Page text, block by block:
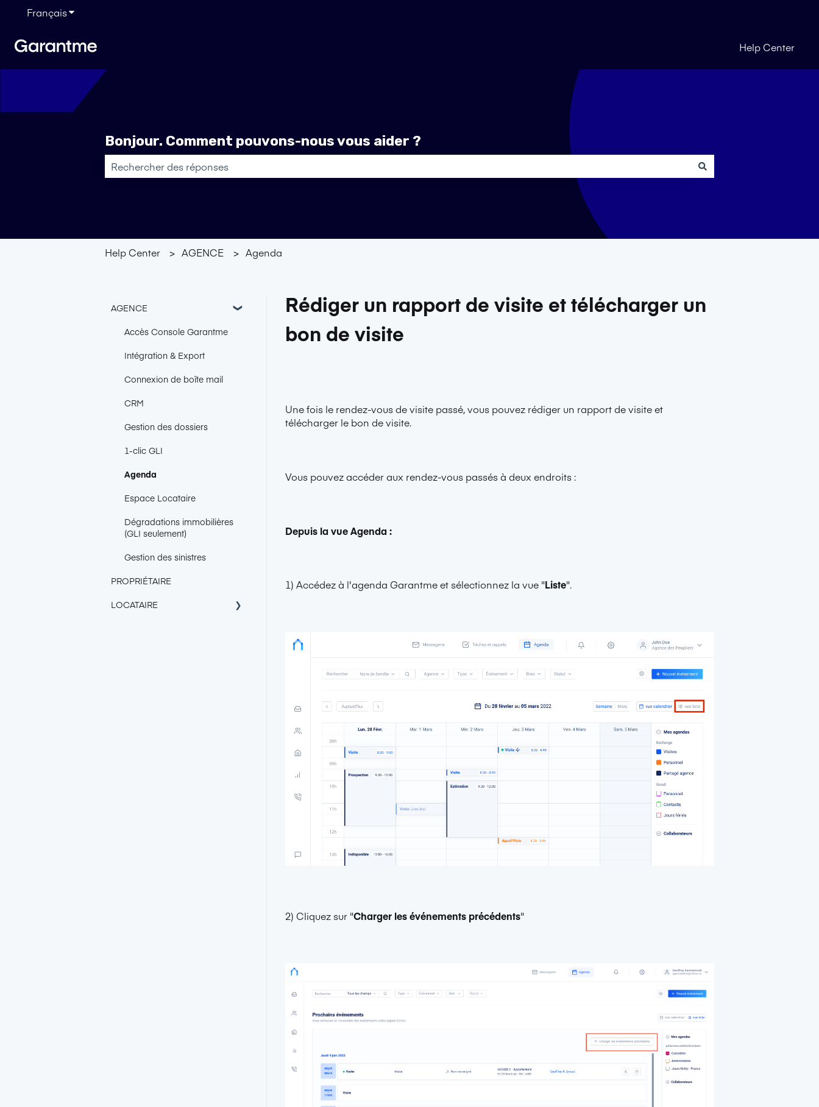
FrançaisAfficher le sous-menu pour les traductions
Help Center
Bonjour. Comment pouvons-nous vous aider ?
Help Center AGENCE Agenda
Rédiger un rapport de visite et télécharger un
bon de visite
Une fois le rendez-vous de visite passé, vous pouvez rédiger un rapport de visite et
télécharger le bon de visite.
Vous pouvez accéder aux rendez-vous passés à deux endroits :
Depuis la vue Agenda :
1) Accédez à l'agenda Garantme et sélectionnez la vue "Liste".
2) Cliquez sur "Charger les événements précédents"
AGENCE
Accès Console Garantme
Intégration & Export
Connexion de boîte mail
CRM
Gestion des dossiers
1-clic GLI
Agenda
Espace Locataire
Dégradations immobilières
(GLI seulement)
Gestion des sinistres
PROPRIÉTAIRE
LOCATAIRE